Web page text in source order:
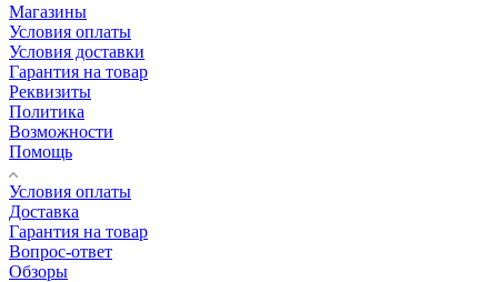
Магазины
Условия оплаты
Условия доставки
Гарантия на товар
Реквизиты
Политика
Возможности
Помощь
Условия оплаты
Доставка
Гарантия на товар
Вопрос-ответ
Обзоры